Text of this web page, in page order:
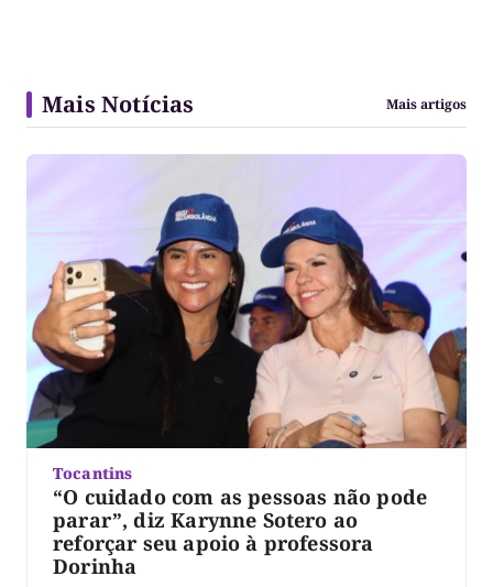
Mais Notícias Mais artigos
Tocantins
“O cuidado com as pessoas não pode
parar”, diz Karynne Sotero ao
reforçar seu apoio à professora
Dorinha